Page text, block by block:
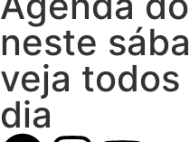
neste
veja
dia